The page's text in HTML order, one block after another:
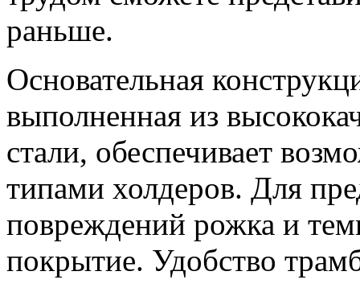
раньше.
Основательная
выполненная из
стали, обеспечивает
типами холдеров. Для
повреждений рожка и
покрытие. Удобство